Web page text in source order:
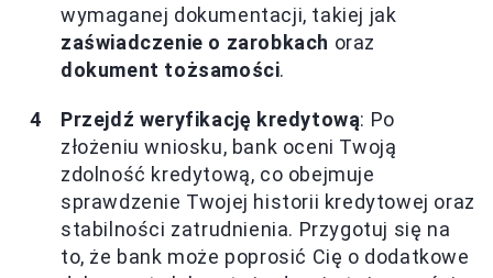
wymaganej dokumentacji, takiej jak
zaświadczenie o zarobkach oraz
dokument tożsamości.
Przejdź weryfikację kredytową: Po
złożeniu wniosku, bank oceni Twoją
zdolność kredytową, co obejmuje
sprawdzenie Twojej historii kredytowej oraz
stabilności zatrudnienia. Przygotuj się na
to, że bank może poprosić Cię o dodatkowe